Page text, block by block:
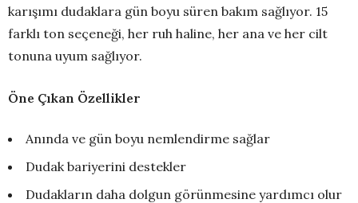
karışımı dudaklara gün boyu süren bakım sağlıyor. 15
farklı ton seçeneği, her ruh haline, her ana ve her cilt
tonuna uyum sağlıyor.
Öne Çıkan Özellikler
Anında ve gün boyu nemlendirme sağlar
Dudak bariyerini destekler
Dudakların daha dolgun görünmesine yardımcı olur